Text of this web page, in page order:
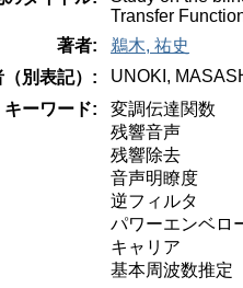
Transfer
著者:
鵜木, 祐史
（別表記）:
UNOKI,
キーワード:
変調伝達関数
残響音声
残響除去
音声明瞭度
逆フィルタ
パワーエンベロ
キャリア
基本周波数推定